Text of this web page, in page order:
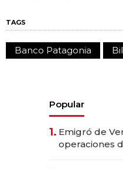
TAGS
Banco Patagonia
Popular
1. Emigró de
operaciones